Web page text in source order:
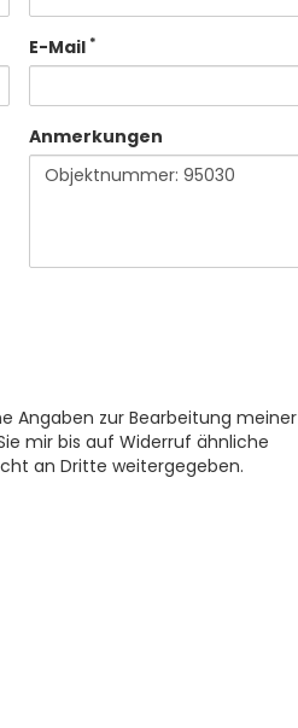
E-Mail *
Anmerkungen
Angaben zur Bearbeitung meiner
mir bis auf Widerruf ähnliche
an Dritte weitergegeben.